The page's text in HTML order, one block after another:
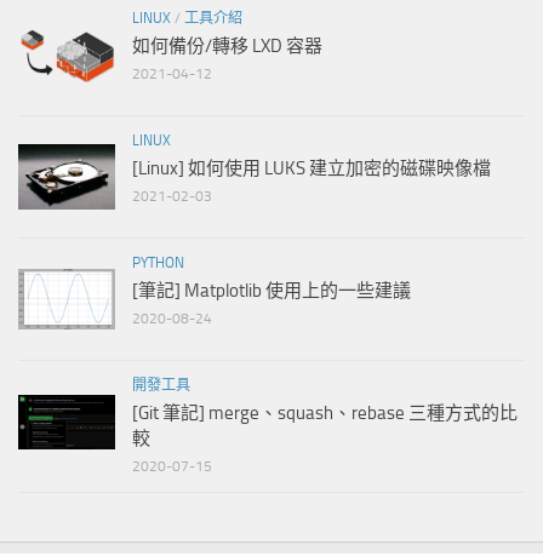
LINUX / 工具介紹
如何備份/轉移 LXD 容器
2021-04-12
LINUX
[Linux] 如何使用 LUKS 建立加密的磁碟映像檔
2021-02-03
PYTHON
[筆記] Matplotlib 使用上的一些建議
2020-08-24
開發工具
[Git 筆記] merge、squash、rebase 三種方式的比
較
2020-07-15